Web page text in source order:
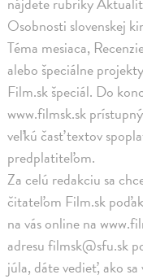
Osobnosti slovenskej
Téma mesiaca,
alebo špeciálne
Film.sk špeciál. Do
www.filmsk.sk
veľkú časť textov
predplatiteľom.
Za celú redakciu sa
čitateľom Film.sk
na vás online na
adresu filmsk@sfu.sk
júla, dáte vedieť, ako